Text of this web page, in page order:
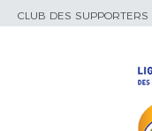
CLUB DES SUPPORTERS